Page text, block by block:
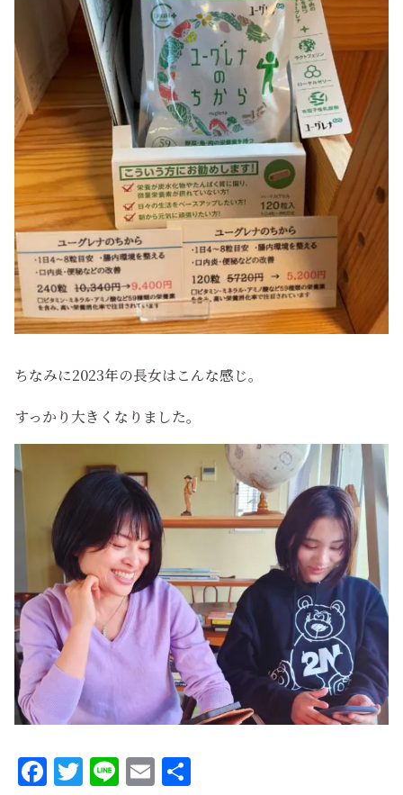
ちなみに2023年の長女はこんな感じ。
すっかり大きくなりました。
Facebook
Twitter
LineEmail